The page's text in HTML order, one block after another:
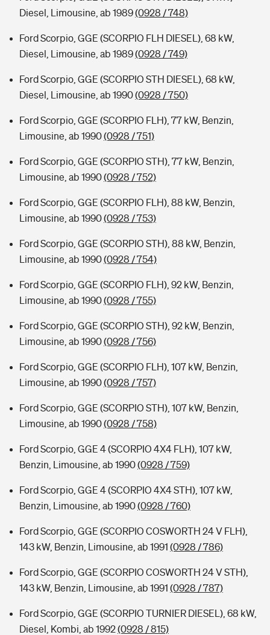
Diesel, Limousine, ab 1989(0928 / 748)
Ford Scorpio, GGE (SCORPIO FLH DIESEL), 68 kW,
Diesel, Limousine, ab 1989(0928 / 749)
Ford Scorpio, GGE (SCORPIO STH DIESEL), 68 kW,
Diesel, Limousine, ab 1990(0928 / 750)
Ford Scorpio, GGE (SCORPIO FLH), 77 kW, Benzin,
Limousine, ab 1990(0928 / 751)
Ford Scorpio, GGE (SCORPIO STH), 77 kW, Benzin,
Limousine, ab 1990(0928 / 752)
Ford Scorpio, GGE (SCORPIO FLH), 88 kW, Benzin,
Limousine, ab 1990(0928 / 753)
Ford Scorpio, GGE (SCORPIO STH), 88 kW, Benzin,
Limousine, ab 1990(0928 / 754)
Ford Scorpio, GGE (SCORPIO FLH), 92 kW, Benzin,
Limousine, ab 1990(0928 / 755)
Ford Scorpio, GGE (SCORPIO STH), 92 kW, Benzin,
Limousine, ab 1990(0928 / 756)
Ford Scorpio, GGE (SCORPIO FLH), 107 kW, Benzin,
Limousine, ab 1990(0928 / 757)
Ford Scorpio, GGE (SCORPIO STH), 107 kW, Benzin,
Limousine, ab 1990(0928 / 758)
Ford Scorpio, GGE 4 (SCORPIO 4X4 FLH), 107 kW,
Benzin, Limousine, ab 1990(0928 / 759)
Ford Scorpio, GGE 4 (SCORPIO 4X4 STH), 107 kW,
Benzin, Limousine, ab 1990(0928 / 760)
Ford Scorpio, GGE (SCORPIO COSWORTH 24 V FLH),
143 kW, Benzin, Limousine, ab 1991 (0928 / 786)
Ford Scorpio, GGE (SCORPIO COSWORTH 24 V STH),
143 kW, Benzin, Limousine, ab 1991 (0928 / 787)
Ford Scorpio, GGE (SCORPIO TURNIER DIESEL), 68 kW,
Diesel, Kombi, ab 1992(0928 / 815)